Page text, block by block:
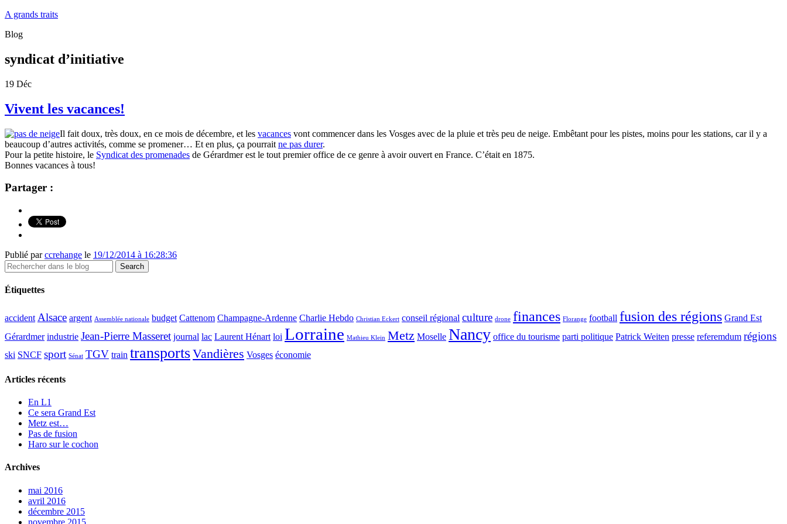
A grands traits
Blog
syndicat d’initiative
19 Déc
Vivent les vacances!
Il fait doux, très doux, en ce mois de décembre, et les vacances vont commencer dans les Vosges avec de la pluie et très peu de neige. Embêtant pour les pistes, moins pour les stations, car il y a
beaucoup d’autres activités, comme se promener… Et en plus, ça pourrait ne pas durer.
Pour la petite histoire, le Syndicat des promenades de Gérardmer est le tout premier office de ce genre à avoir ouvert en France. C’était en 1875.
Bonnes vacances à tous!
Partager :
Publié parccrehange le 19/12/2014 à 16:28:36
Étiquettes
accident Alsace argent Assemblée nationale budget Cattenom Champagne-Ardenne Charlie Hebdo Christian Eckert conseil régional culture drone finances Florange football fusion des régions Grand Est
Gérardmer industrie Jean-Pierre Masseret journal lac Laurent Hénart loi Lorraine Mathieu Klein Metz Moselle Nancy office du tourisme parti politique Patrick Weiten presse referemdum régions
ski SNCF sport Sénat TGV train transportsVandières Vosges économie
Articles récents
En L1
Ce sera Grand Est
Metz est…
Pas de fusion
Haro sur le cochon
Archives
mai 2016
avril 2016
décembre 2015
novembre 2015